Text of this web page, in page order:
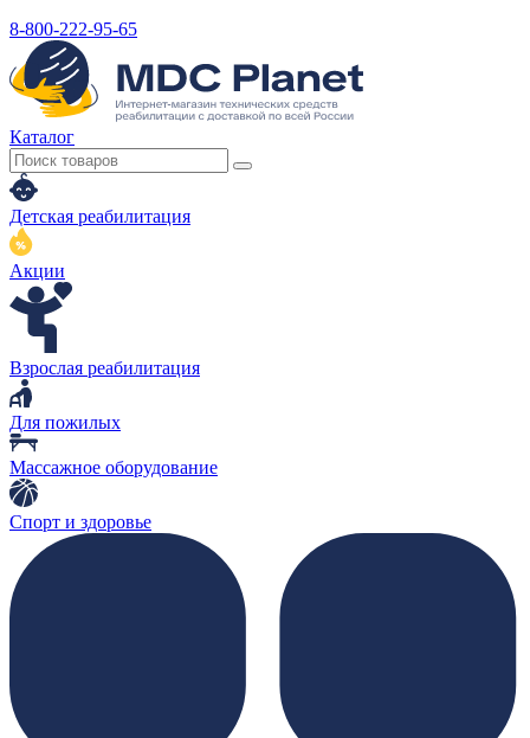
8-800-222-95-65
Каталог
Детская реабилитация
Акции
Взрослая реабилитация
Для пожилых
Массажное оборудование
Спорт и здоровье